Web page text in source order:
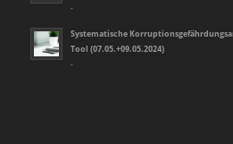
-
Systematische
Tool (07.05.+09.05.2024)
-